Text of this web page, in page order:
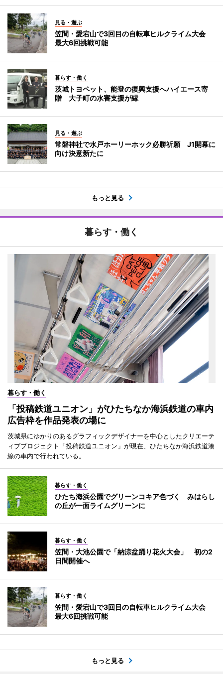
見る・遊ぶ
笠間・愛宕山で3回目の自転車ヒルクライム大会
最大6回挑戦可能
暮らす・働く
茨城トヨペット、能登の復興支援へハイエース寄
贈 大子町の水害支援が縁
見る・遊ぶ
常磐神社で水戸ホーリーホック必勝祈願 J1開幕に
向け決意新たに
もっと見る
暮らす・働く
暮らす・働く
「投稿鉄道ユニオン」がひたちなか海浜鉄道の車内
広告枠を作品発表の場に
茨城県にゆかりのあるグラフィックデザイナーを中心としたクリエーテ
ィブプロジェクト「投稿鉄道ユニオン」が現在、ひたちなか海浜鉄道湊
線の車内で行われている。
暮らす・働く
ひたち海浜公園でグリーンコキア色づく みはらし
の丘が一面ライムグリーンに
暮らす・働く
笠間・大池公園で「納涼盆踊り花火大会」 初の2
日間開催へ
暮らす・働く
笠間・愛宕山で3回目の自転車ヒルクライム大会
最大6回挑戦可能
もっと見る